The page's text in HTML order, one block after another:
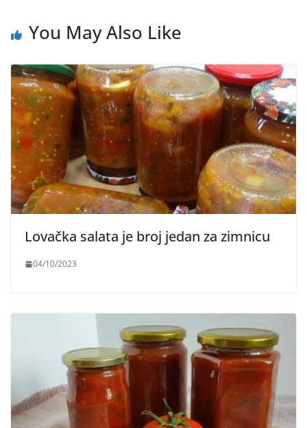
You May Also Like
Lovačka salata je broj jedan za zimnicu
04/10/2023